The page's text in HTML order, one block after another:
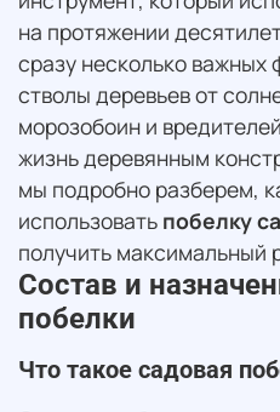
на протяжении
сразу несколько
стволы деревьев от
морозобоин и
жизнь деревянным
мы подробно разберем,
использовать побелку
получить максимальный
Состав и
побелки
Что такое садовая